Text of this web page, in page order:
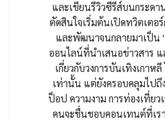
และเขียนรีวิวซีรีส์บนกระด
ตัดสินใจเริ่มต้นเปิดทวิตเตอ
และพัฒนาจนกลายมาเป็น
ออนไลน์ที่นำเสนอข่าวสาร
เกี่ยวกับวงการบันเทิงเกาห
เท่านั้น แต่ยังครอบคลุมไปถึ
ป็อป ความงาม การท่องเที่ยว
คนจะชื่นชอบคอนเทนต์ที่เร